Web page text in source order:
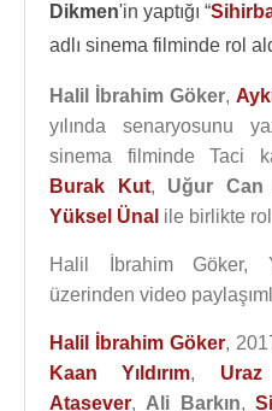
Dikmen'in yaptığı “
adlı sinema filminde rol
Halil İbrahim Göker,
yılında senaryosunu
sinema filminde Taci
Burak Kut, Uğur Can
Yüksel Ünal ile birlikte rol
Halil İbrahim Göker,
üzerinden video
Halil İbrahim Göker,
Kaan Yıldırım, Uraz
Atasever, Ali Barkın,